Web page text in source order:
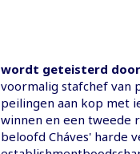
wordt geteisterd
voormalig stafchef van
peilingen aan kop met
winnen en een tweede
beloofd Cháves' harde